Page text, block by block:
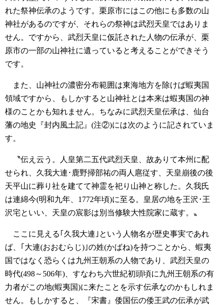
れた祭神伝承のようです。栗原市にはこの他にも多数の山
神社があるのですが、それらの祭神は武烈天皇ではありま
せん。ですから、武烈天皇に仮託された人物の伝承が、栗
原市の一部の山神社に遺っていると考えることができそう
です。
また、山神社の濃密分布範囲は東海地方を除けば蝦夷国
領域ですから、もしかすると山神社とは本来は蝦夷国の神
様のことかも知れません。ちなみに武烈天皇伝承は、仙台
藩の地史『封内風土記』(注②)には次のように記されていま
す。
〝伝え云う。人皇第二五代武烈天皇、故ありて本州に配
せられ、久我大連･鹿野掃部祐の両人扈従す、天皇崩後の後
天平山に葬り社を建てて神霊を祀り山神と称した。久我氏
は連綿今(明和九年、1772年頃)に至る。皇居の地を王沢･王
沢宅といい、天皇の宸影は別当修験大性院家に蔵す。〟
ここに見える｢久我大連｣という人物名が歴史事実であれ
ば、｢大連(おおむらじ)｣の姓(かばね)を持つことから、蝦夷
国ではなく恐らくは九州王朝系の人物であり、武烈天皇の
時代(498～506年)、すなわち六世紀初頭頃に九州王朝系の有
力者がこの地(蝦夷国)に来たことを示す伝承なのかもしれま
せん。もしかすると、『宋書』倭国伝の倭王武の伝承が武